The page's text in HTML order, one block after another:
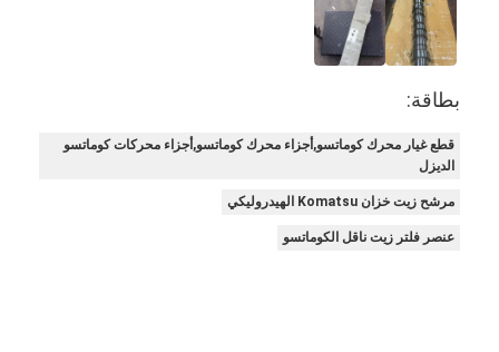
بطاقة:
قطع غيار محرك كوماتسو,أجزاء محرك كوماتسو,أجزاء محركات كوماتسو
الديزل
مرشح زيت خزان Komatsu الهيدروليكي
عنصر فلتر زيت ناقل الكوماتسو